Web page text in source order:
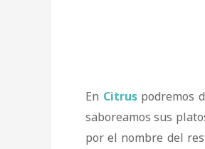
En Citrus podremos
saboreamos sus
por el nombre del